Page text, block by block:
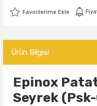
Ürün Bilgisi
Epinox
Seyrek